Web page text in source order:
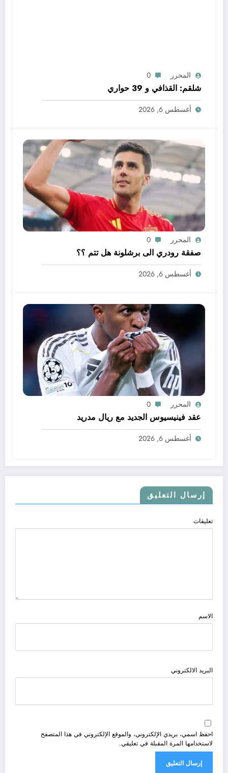
المحرر 0
شلقم: القذافي و 39 حواري
أغسطس 6, 2026
المحرر 0
صفقة رودري الى برشلونة هل تتم ؟؟
أغسطس 6, 2026
المحرر 0
عقد فينيسيوس الجديد مع ريال مدريد
أغسطس 6, 2026
إرسال التعليق
تعليقات
الاسم
البريد الالكتروني
احفظ اسمي، بريدي الإلكتروني، والموقع الإلكتروني في هذا المتصفح
لاستخدامها المرة المقبلة في تعليقي.